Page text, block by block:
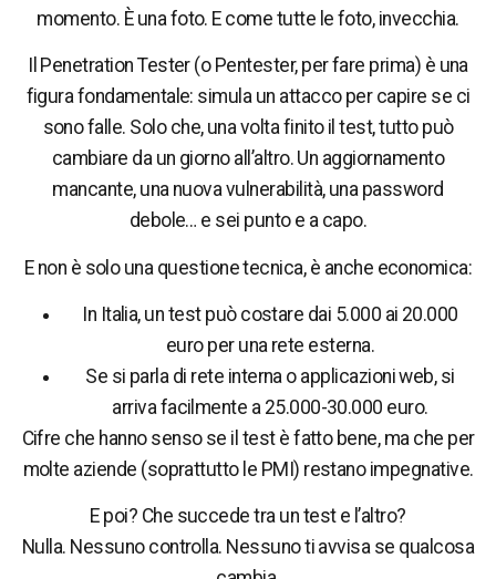
momento. È una foto. E come tutte le foto, invecchia.
Il Penetration Tester (o Pentester, per fare prima) è una
figura fondamentale: simula un attacco per capire se ci
sono falle. Solo che, una volta finito il test, tutto può
cambiare da un giorno all’altro. Un aggiornamento
mancante, una nuova vulnerabilità, una password
debole… e sei punto e a capo.
E non è solo una questione tecnica, è anche economica:
In Italia, un test può costare dai 5.000 ai 20.000
euro per una rete esterna.
Se si parla di rete interna o applicazioni web, si
arriva facilmente a 25.000-30.000 euro.
Cifre che hanno senso se il test è fatto bene, ma che per
molte aziende (soprattutto le PMI) restano impegnative.
E poi? Che succede tra un test e l’altro?
Nulla. Nessuno controlla. Nessuno ti avvisa se qualcosa